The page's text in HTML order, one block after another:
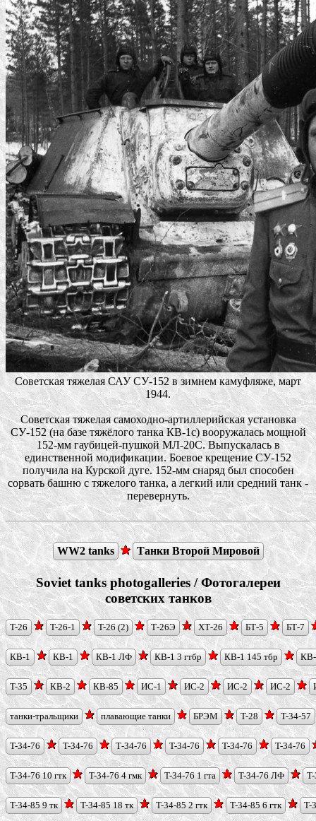
Советская тяжелая САУ СУ-152 в зимнем камуфляже, март
1944.
Советская тяжелая самоходно-артиллерийская установка
СУ-152 (на базе тяжёлого танка КВ-1с) вооружалась мощной
152-мм гаубицей-пушкой МЛ-20С. Выпускалась в
единственной модификации. Боевое крещение СУ-152
получила на Курской дуге. 152-мм снаряд был способен
сорвать башню с тяжелого танка, а легкий или средний танк -
перевернуть.
WW2 tanks Танки Второй Мировой
Soviet tanks photogalleries / Фотогалереи
советских танков
T-26 T-26-1 T-26 (2) Т-26Э ХТ-26 БТ-5 БТ-7
КВ-1 КВ-1 КВ-1 ЛФ КВ-1 3 гтбр КВ-1 145 тбр
T-35 КВ-2 КВ-85 ИС-1 ИС-2 ИС-2 ИС-2
танки-тральщики плавающие танки БРЭМ T-28 T-34-57
T-34-76 T-34-76 Т-34-76 T-34-76 T-34-76 T-34-76
T-34-76 10 гтк T-34-76 4 гмк T-34-76 1 гта T-34-76 ЛФ
T-34-85 9 тк T-34-85 18 тк T-34-85 2 гтк T-34-85 6 гтк T-